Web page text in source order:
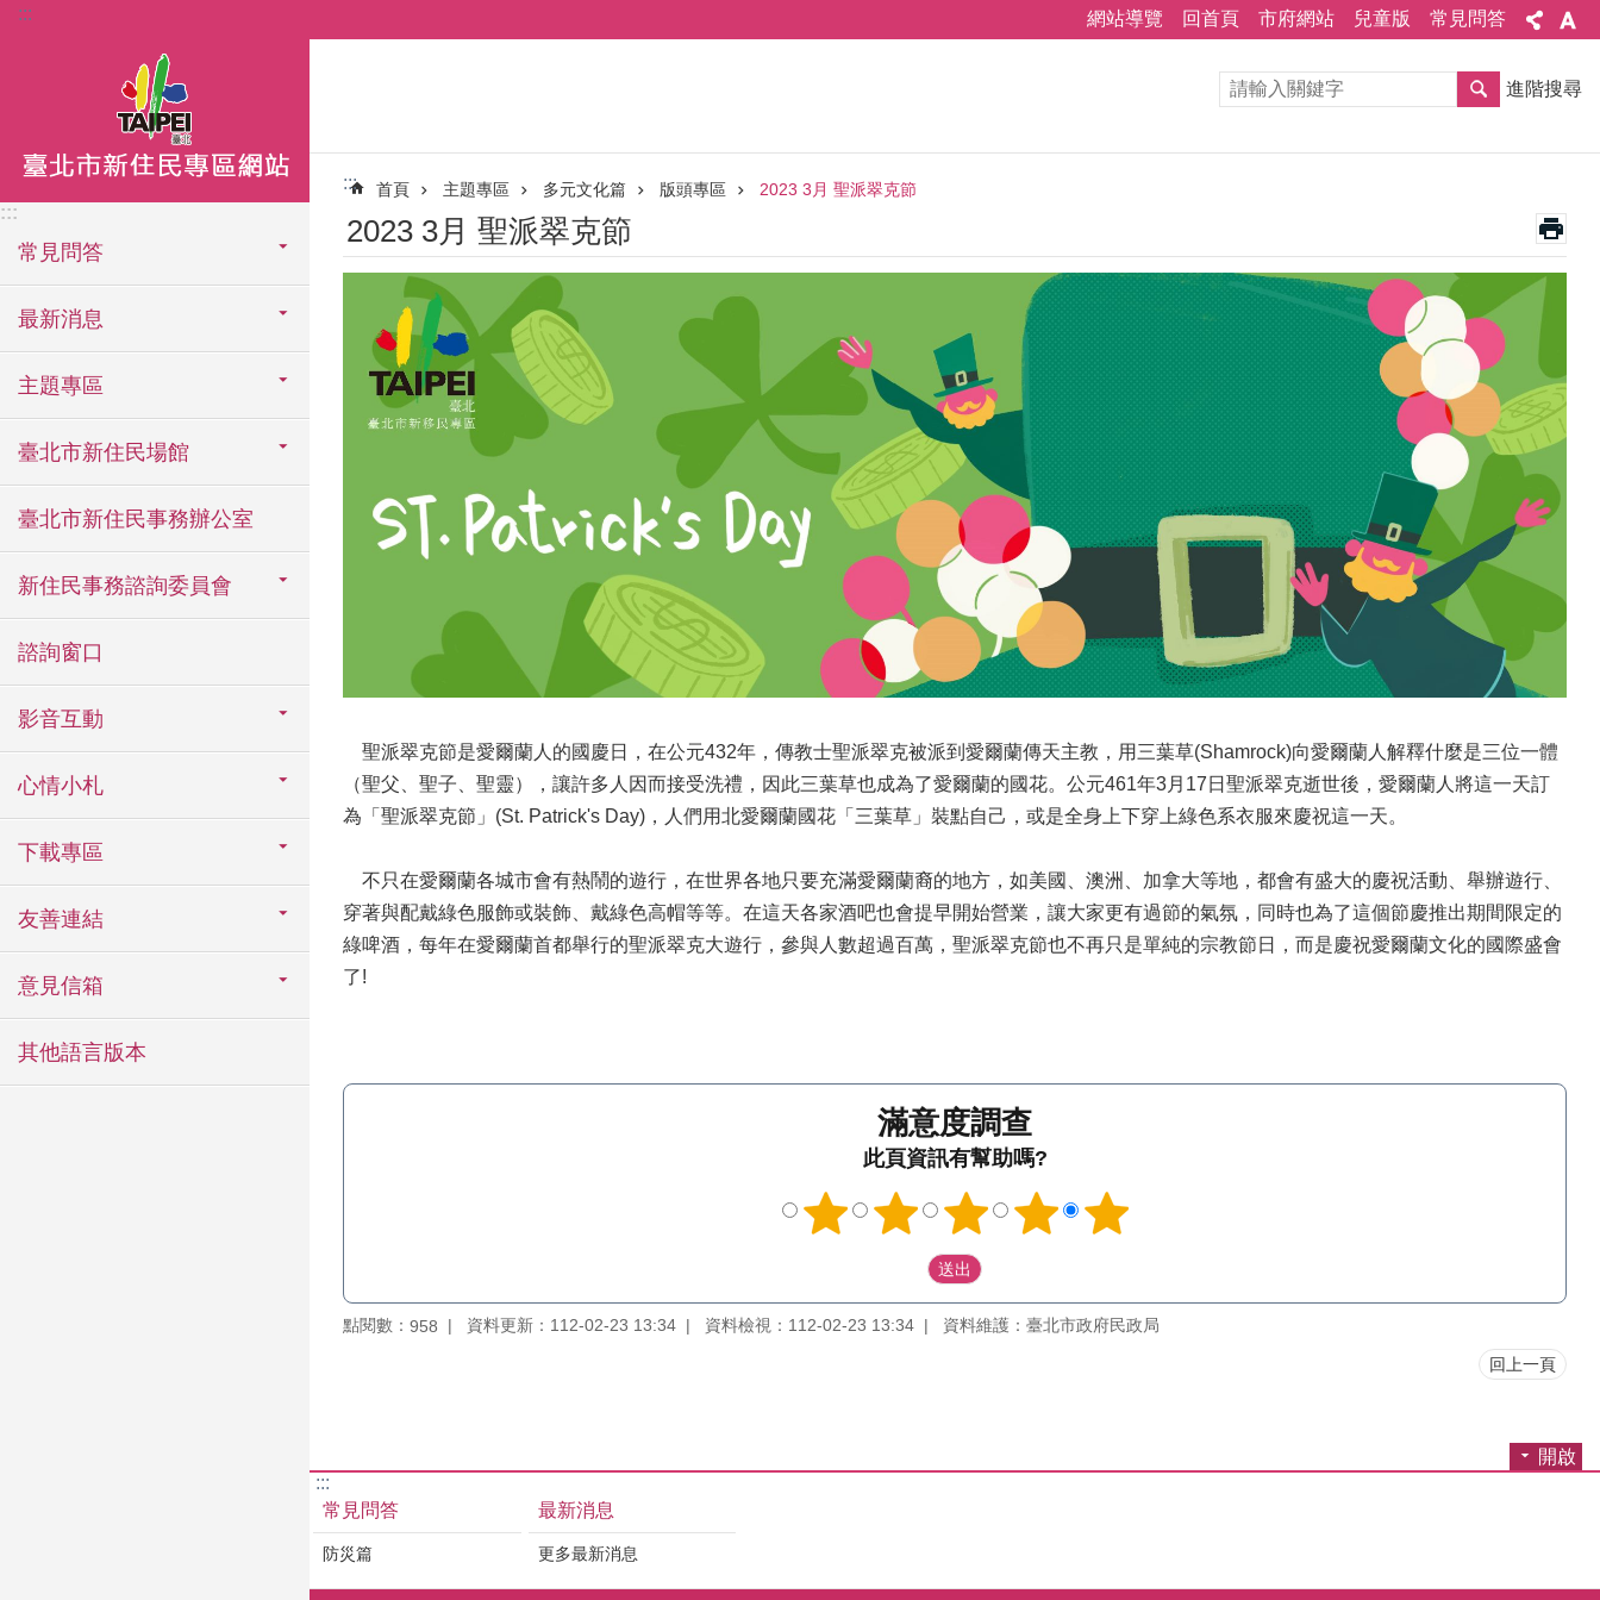
跳到主要內容區塊
::: 網站導覽 回首頁 市府網站 兒童版 常見問答
:::
常見問答
最新消息
主題專區
臺北市新住民場館
臺北市新住民事務辦公室
新住民事務諮詢委員會
諮詢窗口
影音互動
心情小札
下載專區
友善連結
意見信箱
其他語言版本
進階搜尋
::: 首頁 主題專區 多元文化篇 版頭專區 2023 3月 聖派翠克節
2023 3月 聖派翠克節
聖派翠克節是愛爾蘭人的國慶日，在公元432年，傳教士聖派翠克被派到愛爾蘭傳天主教，用三葉草(Shamrock)向愛爾蘭人解釋什麼是三位一體
（聖父、聖子、聖靈），讓許多人因而接受洗禮，因此三葉草也成為了愛爾蘭的國花。公元461年3月17日聖派翠克逝世後，愛爾蘭人將這一天訂
為「聖派翠克節」(St. Patrick's Day)，人們用北愛爾蘭國花「三葉草」裝點自己，或是全身上下穿上綠色系衣服來慶祝這一天。
不只在愛爾蘭各城市會有熱鬧的遊行，在世界各地只要充滿愛爾蘭裔的地方，如美國、澳洲、加拿大等地，都會有盛大的慶祝活動、舉辦遊行、
穿著與配戴綠色服飾或裝飾、戴綠色高帽等等。在這天各家酒吧也會提早開始營業，讓大家更有過節的氣氛，同時也為了這個節慶推出期間限定的
綠啤酒，每年在愛爾蘭首都舉行的聖派翠克大遊行，參與人數超過百萬，聖派翠克節也不再只是單純的宗教節日，而是慶祝愛爾蘭文化的國際盛會
了!
滿意度調查
此頁資訊有幫助嗎?
點閱數： 958 資料更新：112-02-23 13:34 資料檢視：112-02-23 13:34 資料維護：臺北市政府民政局
回上一頁
開啟
:::
常見問答
防災篇
最新消息
更多最新消息